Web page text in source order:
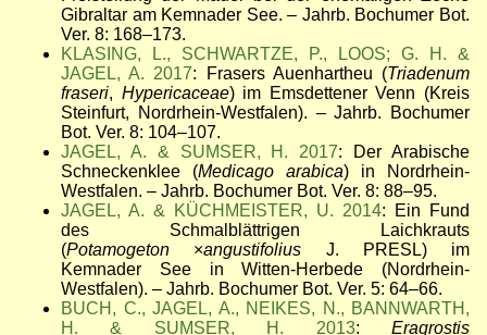
Gibraltar am Kemnader See.– Jahrb. Bochumer Bot.
Ver. 8: 168–173.
KLASING, L., SCHWARTZE, P., LOOS; G. H. &
JAGEL, A. 2017: Frasers Auenhartheu (Triadenum
fraseri, Hypericaceae) im Emsdettener Venn (Kreis
Steinfurt, Nordrhein-Westfalen). – Jahrb. Bochumer
Bot. Ver. 8: 104–107.
JAGEL, A. & SUMSER, H. 2017: Der Arabische
Schneckenklee (Medicago arabica) in Nordrhein-
Westfalen. – Jahrb. Bochumer Bot. Ver. 8: 88–95.
JAGEL, A. & KÜCHMEISTER, U. 2014: Ein Fund
des Schmalblättrigen Laichkrauts
(Potamogeton ×angustifolius J. PRESL) im
Kemnader See in Witten-Herbede (Nordrhein-
Westfalen). – Jahrb. Bochumer Bot. Ver. 5: 64–66.
BUCH, C., JAGEL, A., NEIKES, N., BANNWARTH,
H. & SUMSER, H. 2013:Eragrostis